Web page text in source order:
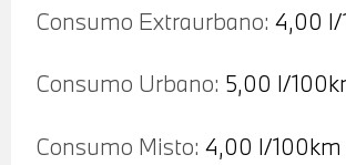
Consumo Extraurbano: 4,00 l/
Consumo Urbano: 5,00 l/
Consumo Misto: 4,00 l/100km